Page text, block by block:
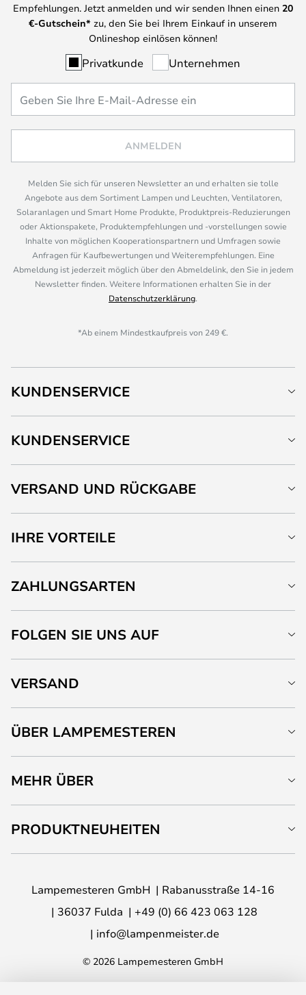
Empfehlungen. Jetzt anmelden und wir senden Ihnen einen 20
€-Gutschein* zu, den Sie bei Ihrem Einkauf in unserem
Onlineshop einlösen können!
Privatkunde Unternehmen
ANMELDEN
Melden Sie sich für unseren Newsletter an und erhalten sie tolle
Angebote aus dem Sortiment Lampen und Leuchten, Ventilatoren,
Solaranlagen und Smart Home Produkte, Produktpreis-Reduzierungen
oder Aktionspakete, Produktempfehlungen und -vorstellungen sowie
Inhalte von möglichen Kooperationspartnern und Umfragen sowie
Anfragen für Kaufbewertungen und Weiterempfehlungen. Eine
Abmeldung ist jederzeit möglich über den Abmeldelink, den Sie in jedem
Newsletter finden. Weitere Informationen erhalten Sie in der
Datenschutzerklärung.
*Ab einem Mindestkaufpreis von 249 €.
KUNDENSERVICE
KUNDENSERVICE
VERSAND UND RÜCKGABE
IHRE VORTEILE
ZAHLUNGSARTEN
FOLGEN SIE UNS AUF
VERSAND
ÜBER LAMPEMESTEREN
MEHR ÜBER
PRODUKTNEUHEITEN
Lampemesteren GmbH
Rabanusstraße 14-16
36037 Fulda
+49 (0) 66 423 063 128
info@lampenmeister.de
© 2026 Lampemesteren GmbH